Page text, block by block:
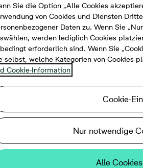
Sie die Option „Alle Cookies
von Cookies und Diensten
Daten zu. Wenn Sie
werden lediglich Cookies
erforderlich sind. Wenn Sie
selbst, welche Kategorien von Cookies
Cookie-Information
Cookie-
Nur notwendige
Alle